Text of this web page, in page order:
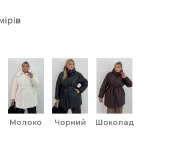
молоко чорний шоколад